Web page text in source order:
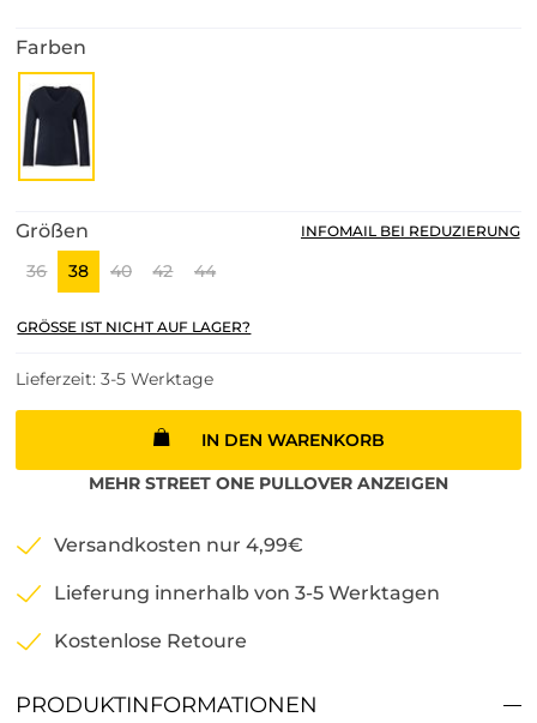
Farben
Größen
36 38 40 42 44
INFOMAIL BEI REDUZIERUNG
GRÖSSE IST NICHT AUF LAGER?
Lieferzeit: 3-5 Werktage
IN DEN WARENKORB
MEHR STREET ONE PULLOVER ANZEIGEN
Versandkosten nur 4,99€
Lieferung innerhalb von 3-5 Werktagen
Kostenlose Retoure
PRODUKTINFORMATIONEN